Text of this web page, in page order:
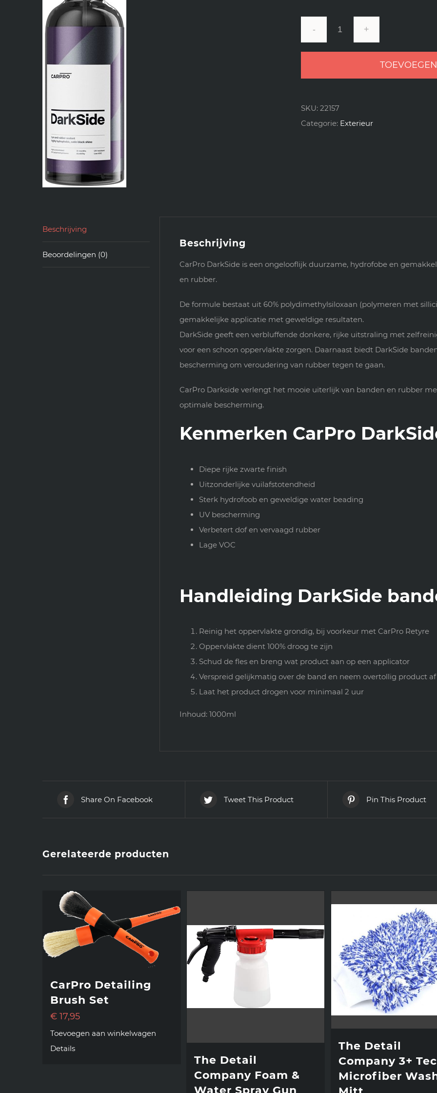
DarkSide
-
SKU: 22157
Categorie: Exterieur
Beschrijving
Beoordelingen (0)
Beschrijving
CarPro DarkSide is een ongelooflijk duurzame, hydrofobe en
en rubber.
De formule bestaat uit 60% polydimethylsiloxaan (polymeren met
gemakkelijke applicatie met geweldige resultaten.
DarkSide geeft een verbluffende donkere, rijke uitstraling met
voor een schoon oppervlakte zorgen. Daarnaast biedt DarkSide
bescherming om veroudering van rubber tegen te gaan.
CarPro Darkside verlengt het mooie uiterlijk van banden en rubber
optimale bescherming.
Kenmerken CarPro
Diepe rijke zwarte finish
Uitzonderlijke vuilafstotendheid
Sterk hydrofoob en geweldige water beading
UV bescherming
Verbetert dof en vervaagd rubber
Lage VOC
Handleiding DarkSide
Reinig het oppervlakte grondig, bij voorkeur met CarPro Retyre
Oppervlakte dient 100% droog te zijn
Schud de fles en breng wat product aan op een applicator
Verspreid gelijkmatig over de band en neem overtollig product af
Laat het product drogen voor minimaal 2 uur
Inhoud: 1000ml
Share On Facebook Tweet This Product Pin This Product
Gerelateerde producten
CarPro Detailing
Brush Set
€ 17,95
Toevoegen aan winkelwagen
Details
The Detail
Company Foam &
Water Spray Gun
The Detail
Company 3+
Microfiber